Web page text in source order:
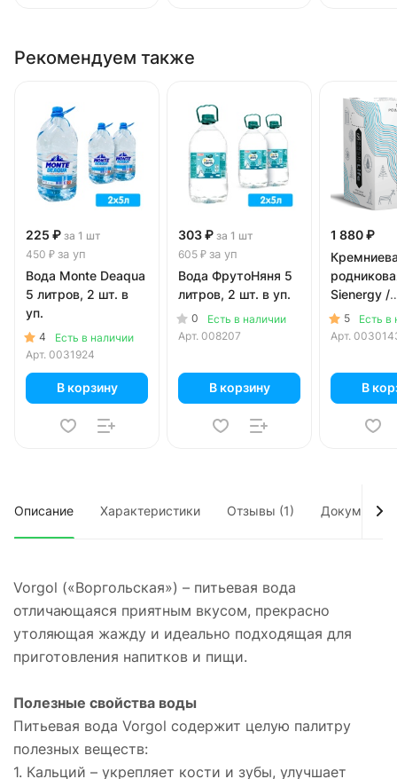
Рекомендуем также
225 ₽ за 1 шт
450 ₽ за уп
Вода Monte Deaqua
5 литров, 2 шт. в
уп.
4
Есть в наличии
Арт. 0031924
В корзину
303 ₽ за 1 шт
605 ₽ за уп
Вода ФрутоНяня 5
литров, 2 шт. в уп.
0
Есть в наличии
Арт. 008207
В корзину
1 880 ₽
Sienergy /
Сиэнержи
краником
5
Есть в
Арт.
В
Описание Характеристики Отзывы (1) Документы
Vorgol («Воргольская») – питьевая вода
отличающаяся приятным вкусом, прекрасно
утоляющая жажду и идеально подходящая для
приготовления напитков и пищи.
Полезные свойства воды
Питьевая вода Vorgol содержит целую палитру
полезных веществ:
1. Кальций – укрепляет кости и зубы, улучшает